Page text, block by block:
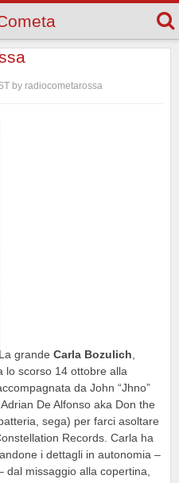
by radiocometarossa
La grande Carla Bozulich
lo scorso 14 ottobre alla
da John “Jhno”
De Alfonso aka Don the
sega) per farci asoltare
Records. Carla ha
i dettagli in autonomia –
dal missaggio alla copertina,